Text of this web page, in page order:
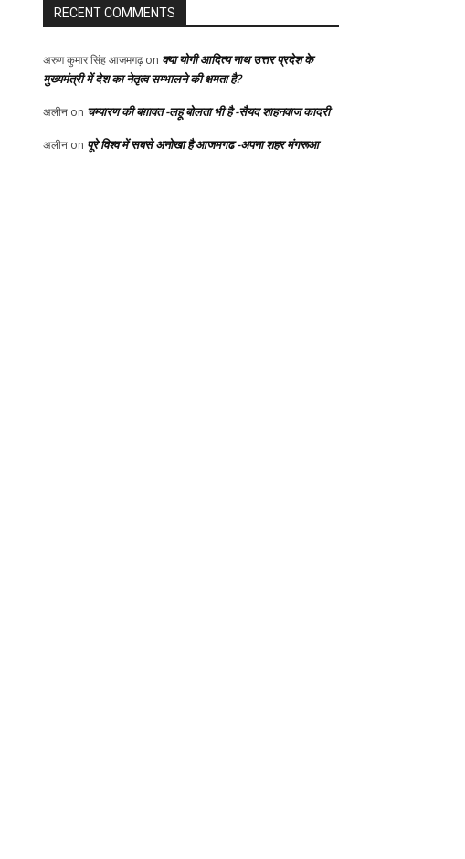
RECENT COMMENTS
अरुण कुमार सिंह आजमगढ़on क्या योगी आदित्य नाथ उत्तर प्रदेश के
मुख्यमंत्री में देश का नेतृत्व सम्भालने की क्षमता है?
अलीन on चम्पारण की बग़ावत -लहू बोलता भी है -सैयद शाहनवाज कादरी
अलीन on पूरे विश्व में सबसे अनोखा है आजमगढ -अपना शहर मंगरूआ